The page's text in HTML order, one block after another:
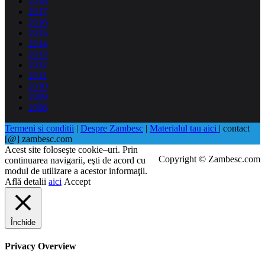
2017
2016
2015
2014
2013
2012
2011
2010
2009
2008
Termeni si conditii | Despre Zambesc | Materialul tau aici | contact
[@] zambesc.com
Copyright © Zambesc.com
Acest site foloseşte cookie–uri. Prin
continuarea navigarii, eşti de acord cu
modul de utilizare a acestor informaţii.
Află detalii aici Accept
Închide
Privacy Overview